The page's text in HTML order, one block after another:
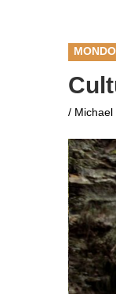
/ Michael